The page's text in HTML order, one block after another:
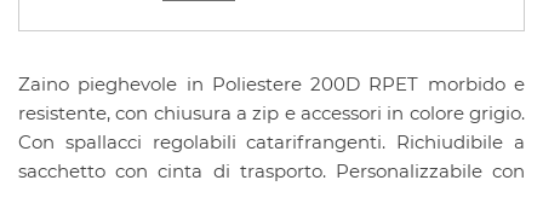
Zaino pieghevole in Poliestere 200D RPET morbido e
resistente, con chiusura a zip e accessori in colore grigio.
Con spallacci regolabili catarifrangenti. Richiudibile a
sacchetto con cinta di trasporto. Personalizzabile con